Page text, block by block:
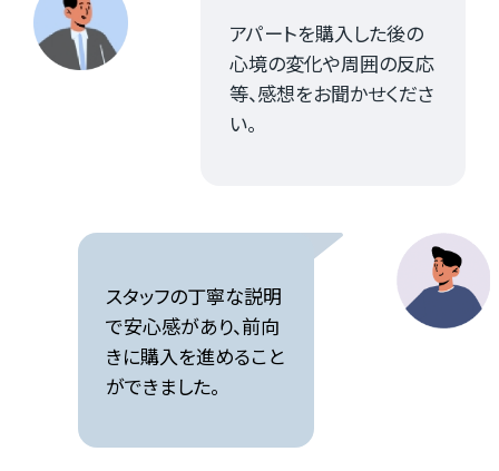
アパートを購入した後の
心境の変化や周囲の反応
等、感想をお聞かせくださ
い。
スタッフの丁寧な説明
で安心感があり、前向
きに購入を進めること
ができました。